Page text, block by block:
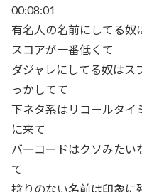
00:08:01
有名人の名前にしてる奴
スコアが一番低くて
ダジャレにしてる奴はス
っかしてて
下ネタ系はリコールタイ
に来て
バーコードはクソみたい
て
捻りのない名前は印象に